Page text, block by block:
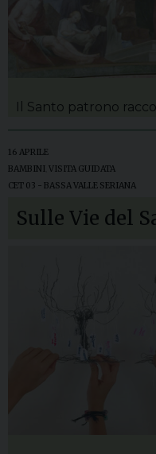
Il Santo patrono
16 APRILE
BAMBINI VISITA GUIDATA
CET 03 - BASSA VALLE SERIANA
Sulle Vie del